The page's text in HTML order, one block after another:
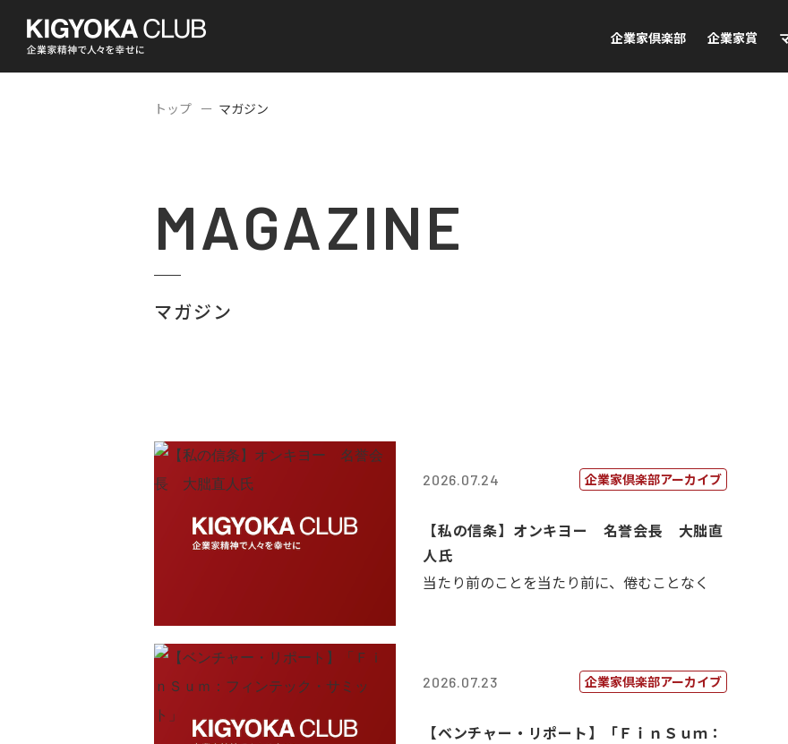
企業家倶楽部 企業家賞
トップ マガジン
MAGAZINE
マガジン
2026.07.24 企業家倶楽部アーカイブ
【私の信条】オンキヨー 名誉会長 大朏直
人氏
当たり前のことを当たり前に、倦むことなく
2026.07.23 企業家倶楽部アーカイブ
【ベンチャー・リポート】「ＦｉｎＳｕｍ：